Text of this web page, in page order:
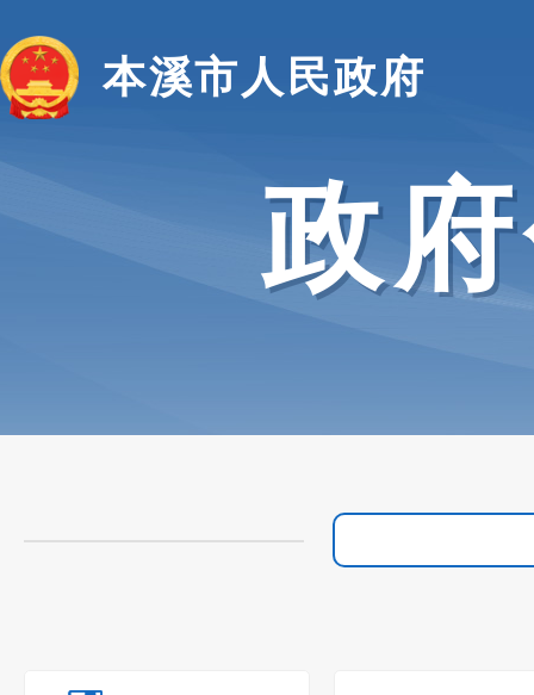
本溪市人民政府
政